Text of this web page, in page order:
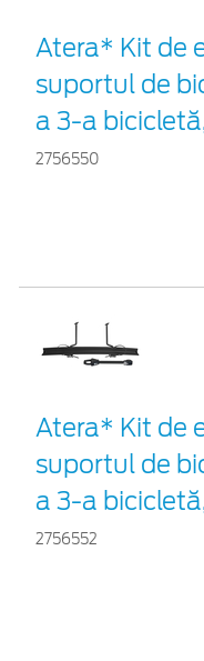
Atera* Kit de
suportul de
a 3-a
2756550
Atera* Kit de
suportul de
a 3-a
2756552